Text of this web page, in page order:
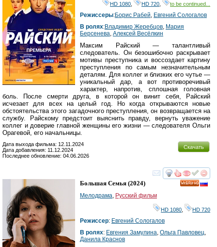
HD 1080 HD 720 to be continued...
Режиссеры:Борис Рабей Евгений Сологалов
В ролях:Владимир Жеребцов Мария
Берсенева Алексей Весёлкин
Максим Райский — талантливый
следователь. Он безошибочно раскрывает
мотивы преступника и воссоздает картину
преступления по самым незначительным
деталям. Для коллег и близких его чутье —
уникальный дар, а вот противоречивый
характер, напротив, сплошная головная
боль. После смерти друга, в которой он винит себя, Райский
исчезает для всех на целый год. Но когда открываются новые
обстоятельства этого загадочного преступления, он возвращается на
службу. Райскому предстоит выяснить правду, вернуть уважение
коллег и доверие главной женщины его жизни — следователя Ольги
Орагевой, его начальницы.
Скачать
Дата выхода фильма: 12.11.2024
Дата добавления: 11.12.2024
Последнее обновление: 04.06.2026
смотреть
Большая Семья (2024)
Мелодрама, Русский фильм
HD 1080 HD 720
Режиссер: Евгений Сологалов
В ролях: Евгения Замулина, Ольга Павловец,
Данила Краснов